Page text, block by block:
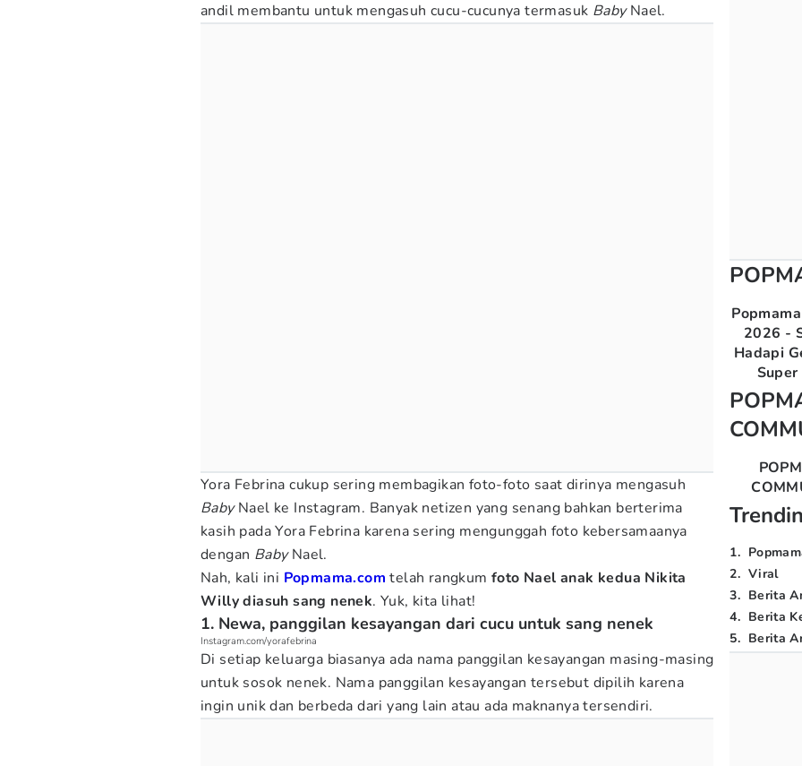
andil membantu untuk mengasuh cucu-cucunya termasuk BabyNael.
Yora Febrina cukup sering membagikan foto-foto saat dirinya mengasuh
BabyNael ke Instagram. Banyak netizen yang senang bahkan berterima
kasih pada Yora Febrina karena sering mengunggah foto kebersamaanya
dengan BabyNael.
Nah, kali ini Popmama.com telah rangkum foto Nael anak kedua Nikita
Willy diasuh sang nenek. Yuk, kita lihat!
1. Newa, panggilan kesayangan dari cucu untuk sang nenek
Instagram.com/yorafebrina
Di setiap keluarga biasanya ada nama panggilan kesayangan masing-masing
untuk sosok nenek. Nama panggilan kesayangan tersebut dipilih karena
ingin unik dan berbeda dari yang lain atau ada maknanya tersendiri.
2026 -
Hadapi
1.
2. Viral
3. Berita
4. Berita
5. Berita